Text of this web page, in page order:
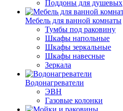
Поддоны для душевых
Мебель для ванной комнаты
Тумбы под раковину
Шкафы напольные
Шкафы зеркальные
Шкафы навесные
Зеркала
Водонагреватели
ЭВН
Газовые колонки